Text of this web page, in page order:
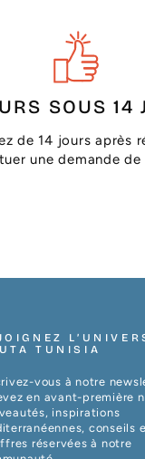
SOUS 14
de 14 jours après
une demande de
TUNISIA
vous à notre
en avant-première
inspirations
conseils
réservées à notre